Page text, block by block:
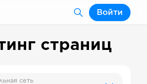
Войти
страниц
сеть